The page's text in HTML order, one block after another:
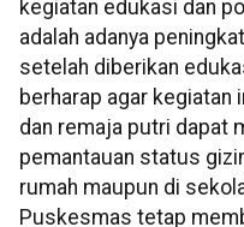
kegiatan edukasi dan
adalah adanya
setelah diberikan
berharap agar kegiatan
dan remaja putri dapat
pemantauan status
rumah maupun di
Puskesmas tetap